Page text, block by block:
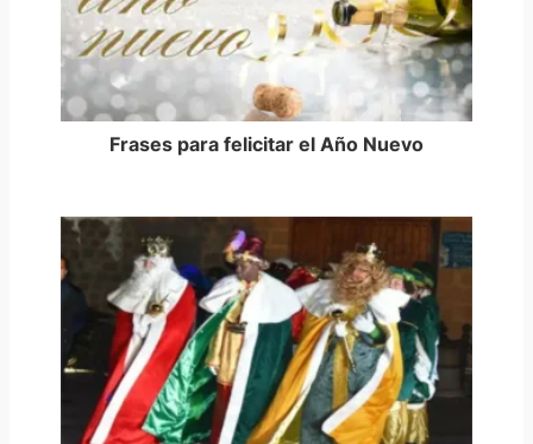
Frases para felicitar el Año Nuevo